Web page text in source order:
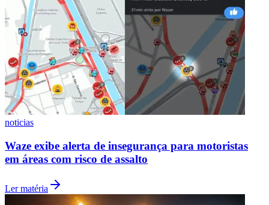
noticias
Waze exibe alerta de insegurança para motoristas
em áreas com risco de assalto
Ler matéria